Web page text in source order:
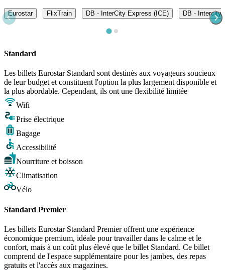
Eurostar FlixTrain DB - InterCity Express (ICE) DB - Intercity
Standard
Les billets Eurostar Standard sont destinés aux voyageurs soucieux
de leur budget et constituent l'option la plus largement disponible et
la plus abordable. Cependant, ils ont une flexibilité limitée
Wifi
Prise électrique
Bagage
Accessibilité
Nourriture et boisson
Climatisation
Vélo
Standard Premier
Les billets Eurostar Standard Premier offrent une expérience
économique premium, idéale pour travailler dans le calme et le
confort, mais à un coût plus élevé que le billet Standard. Ce billet
comprend de l'espace supplémentaire pour les jambes, des repas
gratuits et l'accès aux magazines.